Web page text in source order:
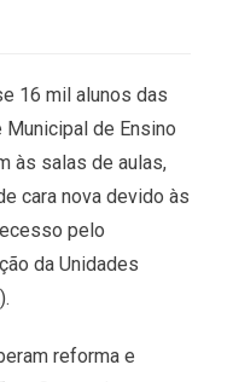
16 mil alunos das
de Ensino
às salas de aulas,
cara nova devido às
pelo
da Unidades
reforma e